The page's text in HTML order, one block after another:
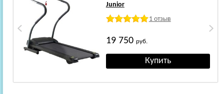
Junior
1 отзыв
19 750 руб.